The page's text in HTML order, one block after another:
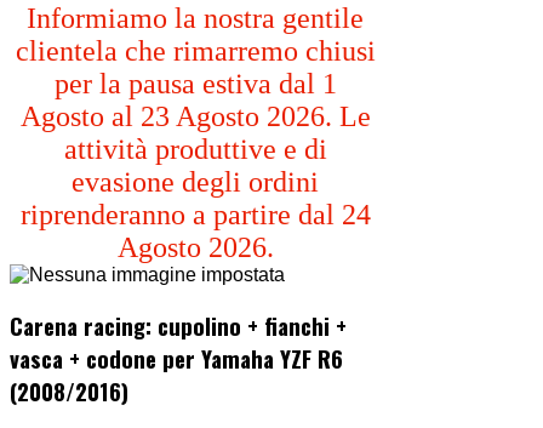
Informiamo la nostra gentile
clientela che rimarremo chiusi
per la pausa estiva dal 1
Agosto al 23 Agosto 2026. Le
attività produttive e di
evasione degli ordini
riprenderanno a partire dal 24
Agosto 2026.
Carena racing: cupolino + fianchi +
vasca + codone per Yamaha YZF R6
(2008/2016)